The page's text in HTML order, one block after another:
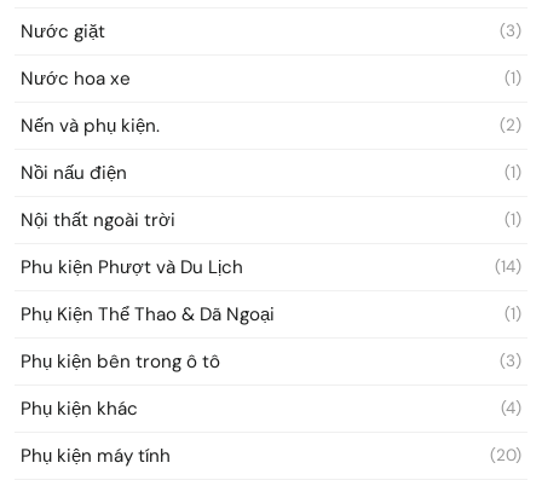
Nước giặt (3)
Nước hoa xe (1)
Nến và phụ kiện. (2)
Nồi nấu điện (1)
Nội thất ngoài trời (1)
Phu kiện Phượt và Du Lịch (14)
Phụ Kiện Thể Thao & Dã Ngoại (1)
Phụ kiện bên trong ô tô (3)
Phụ kiện khác (4)
Phụ kiện máy tính (20)